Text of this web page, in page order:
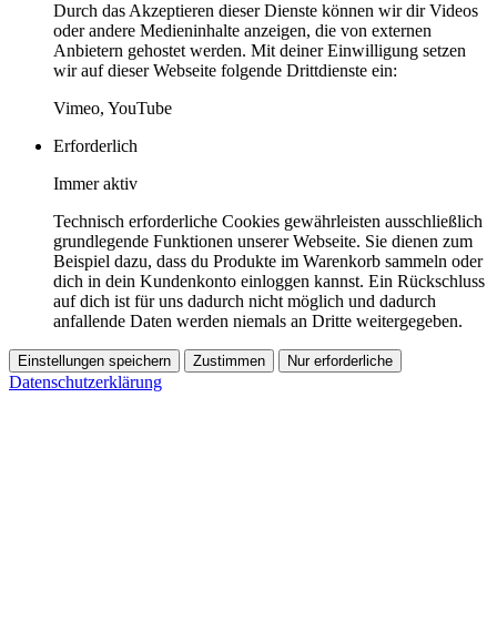
Durch das Akzeptieren dieser Dienste können wir dir Videos
oder andere Medieninhalte anzeigen, die von externen
Anbietern gehostet werden. Mit deiner Einwilligung setzen
wir auf dieser Webseite folgende Drittdienste ein:
Vimeo, YouTube
Erforderlich
Immer aktiv
Technisch erforderliche Cookies gewährleisten ausschließlich
grundlegende Funktionen unserer Webseite. Sie dienen zum
Beispiel dazu, dass du Produkte im Warenkorb sammeln oder
dich in dein Kundenkonto einloggen kannst. Ein Rückschluss
auf dich ist für uns dadurch nicht möglich und dadurch
anfallende Daten werden niemals an Dritte weitergegeben.
Einstellungen speichern Zustimmen Nur erforderliche
Datenschutzerklärung